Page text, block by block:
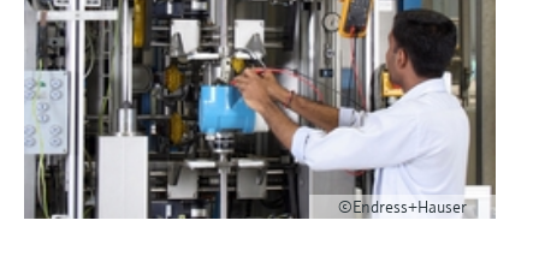
©Endress+Hauser